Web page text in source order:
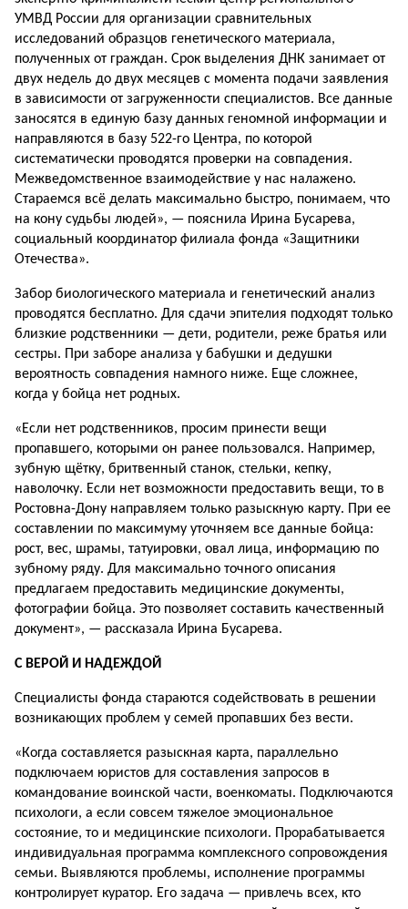
УМВД России для организации сравнительных
исследований образцов генетического материала,
полученных от граждан. Срок выделения ДНК занимает от
двух недель до двух месяцев с момента подачи заявления
в зависимости от загруженности специалистов. Все данные
заносятся в единую базу данных геномной информации и
направляются в базу 522-го Центра, по которой
систематически проводятся проверки на совпадения.
Межведомственное взаимодействие у нас налажено.
Стараемся всё делать максимально быстро, понимаем, что
на кону судьбы людей», — пояснила Ирина Бусарева,
социальный координатор филиала фонда «Защитники
Отечества».
Забор биологического материала и генетический анализ
проводятся бесплатно. Для сдачи эпителия подходят только
близкие родственники — дети, родители, реже братья или
сестры. При заборе анализа у бабушки и дедушки
вероятность совпадения намного ниже. Еще сложнее,
когда у бойца нет родных.
«Если нет родственников, просим принести вещи
пропавшего, которыми он ранее пользовался. Например,
зубную щётку, бритвенный станок, стельки, кепку,
наволочку. Если нет возможности предоставить вещи, то в
Ростовна-Дону направляем только разыскную карту. При ее
составлении по максимуму уточняем все данные бойца:
рост, вес, шрамы, татуировки, овал лица, информацию по
зубному ряду. Для максимально точного описания
предлагаем предоставить медицинские документы,
фотографии бойца. Это позволяет составить качественный
документ», — рассказала Ирина Бусарева.
С ВЕРОЙ И НАДЕЖДОЙ
Специалисты фонда стараются содействовать в решении
возникающих проблем у семей пропавших без вести.
«Когда составляется разыскная карта, параллельно
подключаем юристов для составления запросов в
командование воинской части, военкоматы. Подключаются
психологи, а если совсем тяжелое эмоциональное
состояние, то и медицинские психологи. Прорабатывается
индивидуальная программа комплексного сопровождения
семьи. Выявляются проблемы, исполнение программы
контролирует куратор. Его задача — привлечь всех, кто